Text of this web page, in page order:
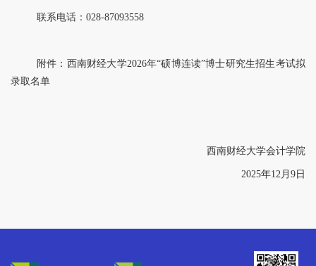
联系电话：028-87093558
附件：西南财经大学2026年“硕博连读”博士研究生招生考试拟
录取名单
西南财经大学会计学院
2025年12月9日